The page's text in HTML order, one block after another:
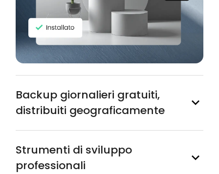
Backup giornalieri gratuiti,
distribuiti geograficamente
Strumenti di sviluppo
professionali